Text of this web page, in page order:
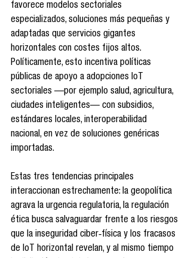
favorece modelos sectoriales
especializados, soluciones más pequeñas y
adaptadas que servicios gigantes
horizontales con costes fijos altos.
Políticamente, esto incentiva políticas
públicas de apoyo a adopciones IoT
sectoriales —por ejemplo salud, agricultura,
ciudades inteligentes— con subsidios,
estándares locales, interoperabilidad
nacional, en vez de soluciones genéricas
importadas.
Estas tres tendencias principales
interaccionan estrechamente: la geopolítica
agrava la urgencia regulatoria, la regulación
ética busca salvaguardar frente a los riesgos
que la inseguridad ciber‑física y los fracasos
de IoT horizontal revelan, y al mismo tiempo